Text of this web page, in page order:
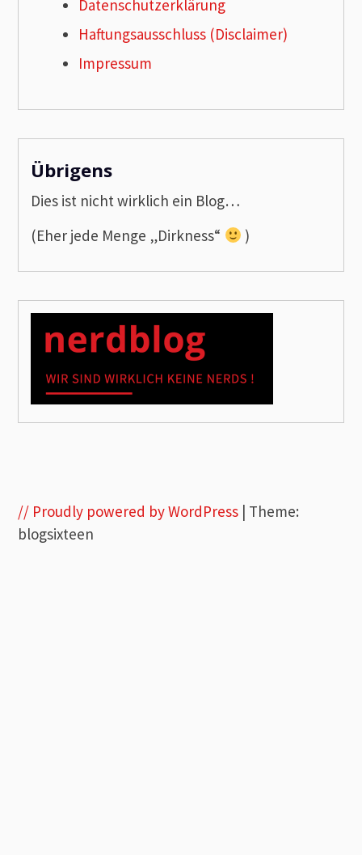
Datenschutzerklärung
Haftungsausschluss (Disclaimer)
Impressum
Übrigens
Dies ist nicht wirklich ein Blog…
(Eher jede Menge „Dirkness“
)
// Proudly powered by WordPress | Theme:
blogsixteen